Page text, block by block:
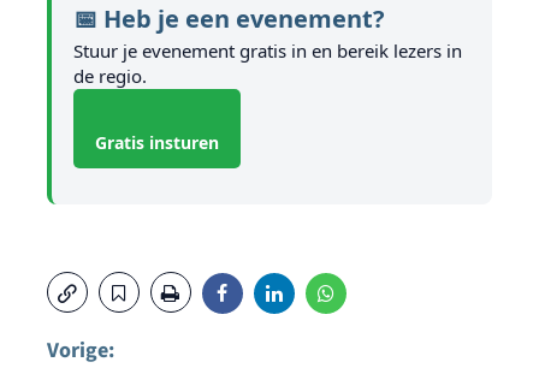
📅 Heb je een evenement?
Stuur je evenement gratis in en bereik lezers in
de regio.
Gratis insturen
Vorige: